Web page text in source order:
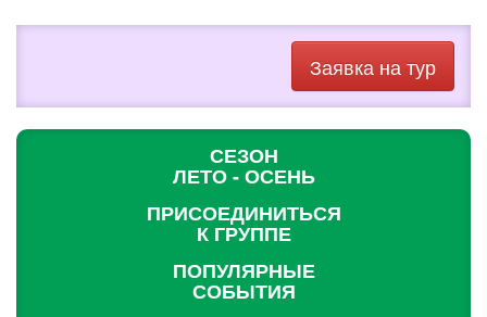
Заявка на тур
СЕЗОН
ЛЕТО - ОСЕНЬ
ПРИСОЕДИНИТЬСЯ
К ГРУППЕ
ПОПУЛЯРНЫЕ
СОБЫТИЯ